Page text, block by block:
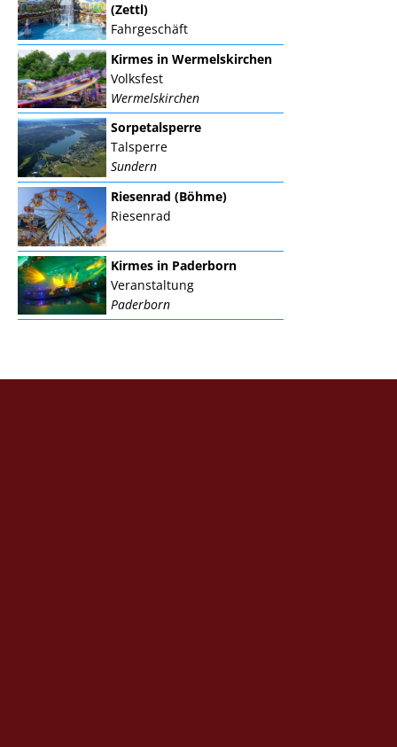
(Zettl)
Fahrgeschäft
Kirmes in Wermelskirchen
Volksfest
Wermelskirchen
Sorpetalsperre
Talsperre
Sundern
Riesenrad (Böhme)
Riesenrad
Kirmes in Paderborn
Veranstaltung
Paderborn